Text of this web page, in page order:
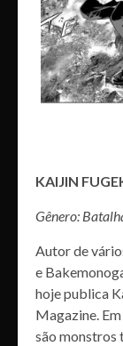
KAIJIN
Gênero:
Autor de
e
hoje publica
Magazine.
são monstros